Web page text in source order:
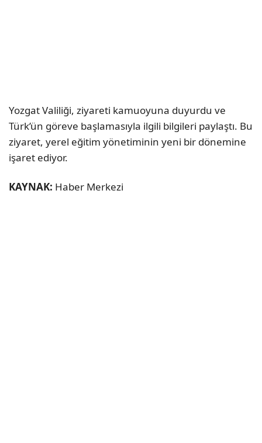
Yozgat Valiliği, ziyareti kamuoyuna duyurdu ve
Türk’ün göreve başlamasıyla ilgili bilgileri paylaştı. Bu
ziyaret, yerel eğitim yönetiminin yeni bir dönemine
işaret ediyor.
KAYNAK: Haber Merkezi